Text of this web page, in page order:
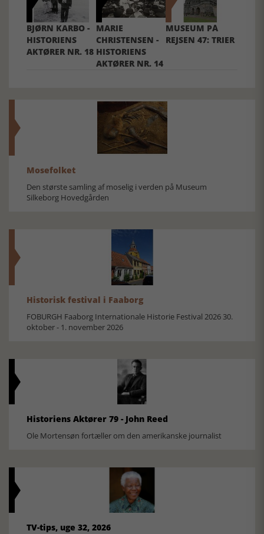
BJØRN KARBO -
HISTORIENS
AKTØRER NR. 18
MARIE
CHRISTENSEN -
HISTORIENS
AKTØRER NR. 14
MUSEUM PÅ
REJSEN 47: TRIER
Mosefolket
Den største samling af moselig i verden på Museum
Silkeborg Hovedgården
Historisk festival i Faaborg
FOBURGH Faaborg Internationale Historie Festival 2026 30.
oktober - 1. november 2026
Historiens Aktører 79 - John Reed
Ole Mortensøn fortæller om den amerikanske journalist
TV-tips, uge 32, 2026